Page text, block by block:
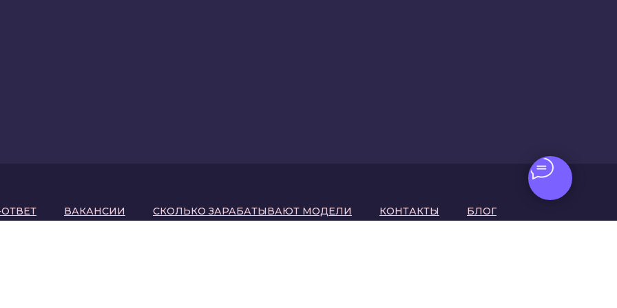
ВАКАНСИИ СКОЛЬКО ЗАРАБАТЫВАЮТ МОДЕЛИ КОНТАКТЫ
БЛОГ